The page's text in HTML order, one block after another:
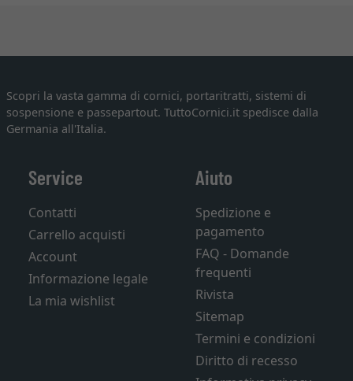
Scopri la vasta gamma di cornici, portaritratti, sistemi di
sospensione e passepartout. TuttoCornici.it spedisce dalla
Germania all'Italia.
Service
Contatti
Carrello acquisti
Account
Informazione legale
La mia wishlist
Aiuto
Spedizione e
pagamento
FAQ - Domande
frequenti
Rivista
Sitemap
Termini e condizioni
Diritto di recesso